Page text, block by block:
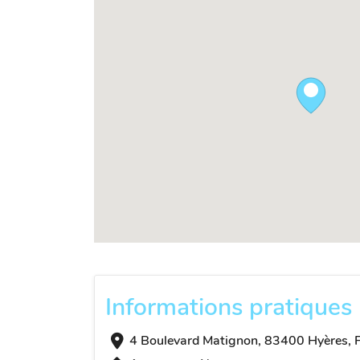
Informations pratiques
4 Boulevard Matignon, 83400 Hyères,